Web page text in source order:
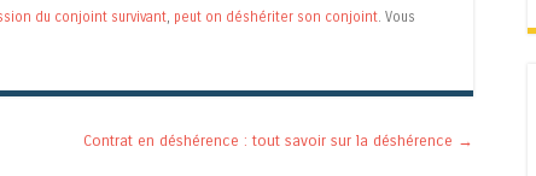
du conjoint survivant, peut on déshériter son conjoint. Vous
Contrat en déshérence : tout savoir sur la déshérence →